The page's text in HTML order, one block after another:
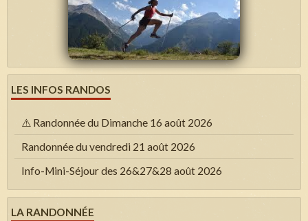
LES INFOS RANDOS
⚠️ Randonnée du Dimanche 16 août 2026
Randonnée du vendredi 21 août 2026
Info-Mini-Séjour des 26&27&28 août 2026
LA RANDONNÉE